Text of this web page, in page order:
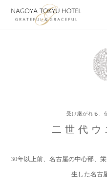
受け継がれる、
二 世 代 ウ
30年以上前、名古屋の中心部、
生した名古